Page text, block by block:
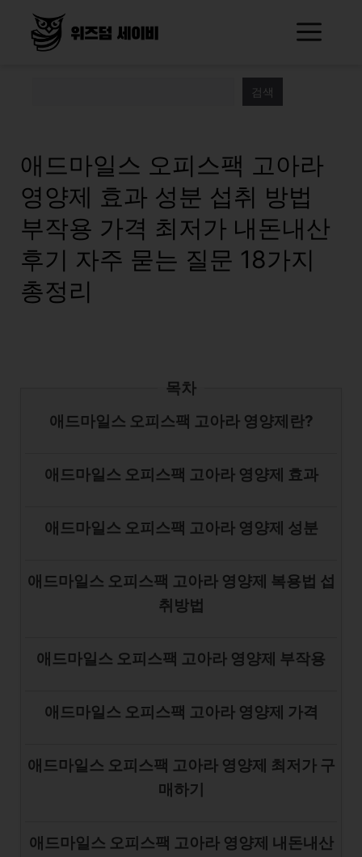
검색
애드마일스 오피스팩 고아라
영양제 효과 성분 섭취 방법
부작용 가격 최저가 내돈내산
후기 자주 묻는 질문 18가지
총정리
목차
애드마일스 오피스팩 고아라 영양제란?
애드마일스 오피스팩 고아라 영양제 효과
애드마일스 오피스팩 고아라 영양제 성분
애드마일스 오피스팩 고아라 영양제 복용법 섭
취방법
애드마일스 오피스팩 고아라 영양제 부작용
애드마일스 오피스팩 고아라 영양제 가격
애드마일스 오피스팩 고아라 영양제 최저가 구
매하기
애드마일스 오피스팩 고아라 영양제 내돈내산